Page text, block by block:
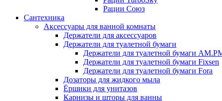
Рации Союз
Сантехника
Аксессуары для ванной комнаты
Держатели для аксессуаров
Держатели для туалетной бумаги
Держатели для туалетной бумаги
Держатели для туалетной бумаги Fixsen
Держатели для туалетной бумаги Fora
Дозаторы для жидкого мыла
Ёршики для унитазов
Карнизы и шторы для ванны